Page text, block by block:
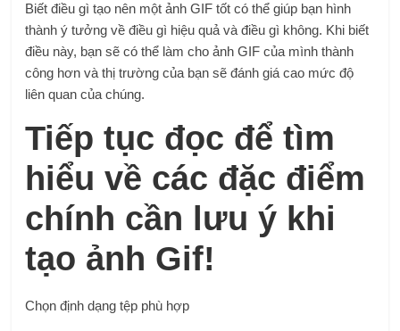
Biết điều gì tạo nên một ảnh GIF tốt có thể giúp bạn hình
thành ý tưởng về điều gì hiệu quả và điều gì không. Khi biết
điều này, bạn sẽ có thể làm cho ảnh GIF của mình thành
công hơn và thị trường của bạn sẽ đánh giá cao mức độ
liên quan của chúng.
Tiếp tục đọc để tìm
hiểu về các đặc điểm
chính cần lưu ý khi
tạo ảnh Gif!
Chọn định dạng tệp phù hợp